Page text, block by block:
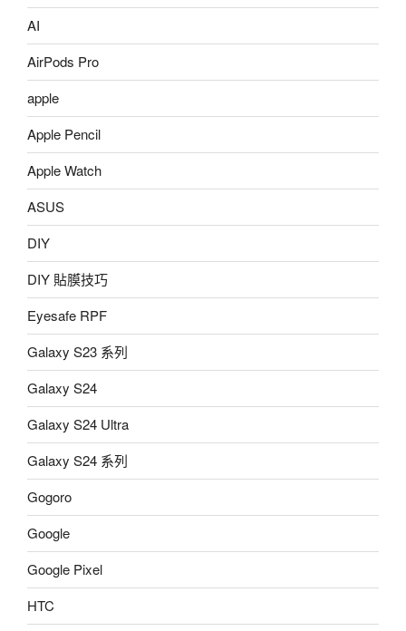
AI
AirPods Pro
apple
Apple Pencil
Apple Watch
ASUS
DIY
DIY 貼膜技巧
Eyesafe RPF
Galaxy S23 系列
Galaxy S24
Galaxy S24 Ultra
Galaxy S24 系列
Gogoro
Google
Google Pixel
HTC